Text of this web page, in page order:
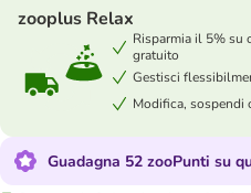
zooplus Relax
Risparmia il 5% su
gratuito
Gestisci
Modifica, sospendi
Guadagna 52 zooPunti su